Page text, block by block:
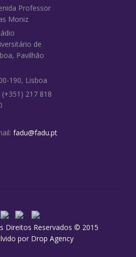
Professor
Moniz
de
Pavilhão
190, Lisboa
(+351) 217 818
fadu@fadu.pt
Direitos Reservados © 2015
por Drop Agency